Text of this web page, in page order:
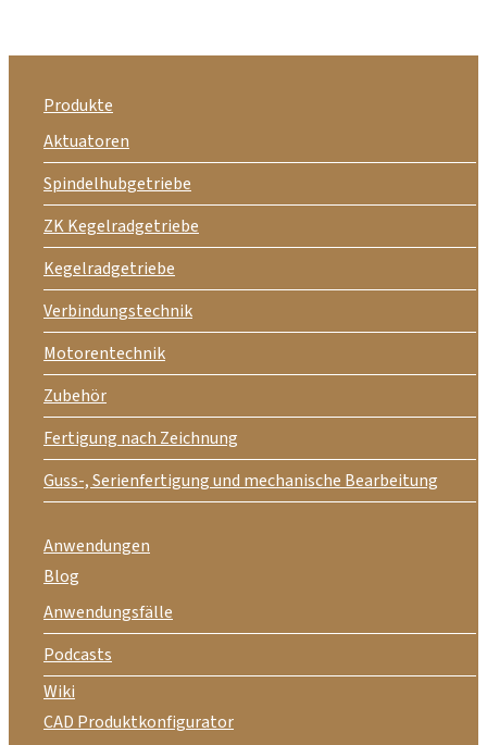
Produkte
Aktuatoren
Spindelhubgetriebe
ZK Kegelradgetriebe
Kegelradgetriebe
Verbindungstechnik
Motorentechnik
Zubehör
Fertigung nach Zeichnung
Guss-, Serienfertigung und mechanische Bearbeitung
Anwendungen
Blog
Anwendungsfälle
Podcasts
Wiki
CAD Produktkonfigurator